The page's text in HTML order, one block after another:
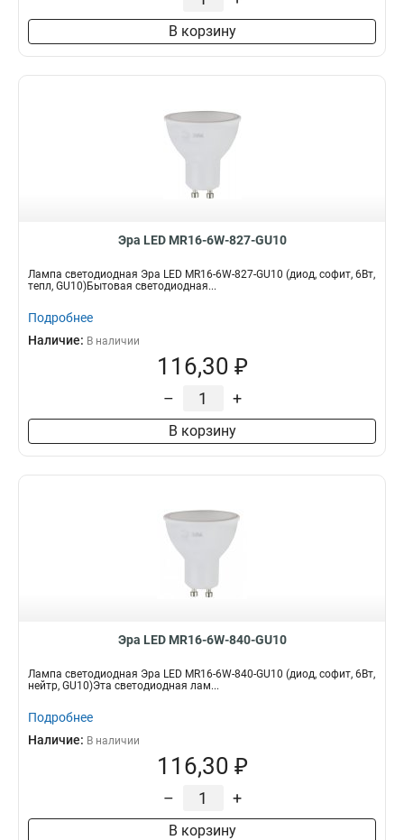
В корзину
Эра LED MR16-6W-827-GU10
Лампа светодиодная Эра LED MR16-6W-827-GU10 (диод, софит, 6Вт,
тепл, GU10)Бытовая светодиодная...
Подробнее
Наличие: В наличии
116,30 ₽
– +
В корзину
Эра LED MR16-6W-840-GU10
Лампа светодиодная Эра LED MR16-6W-840-GU10 (диод, софит, 6Вт,
нейтр, GU10)Эта светодиодная лам...
Подробнее
Наличие: В наличии
116,30 ₽
– +
В корзину